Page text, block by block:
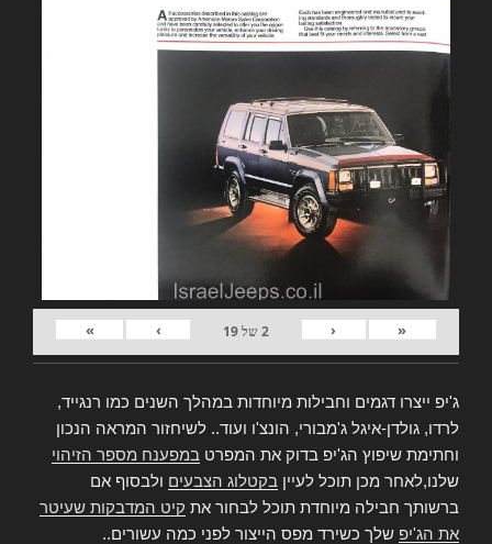
«
‹
2של19
›
»
ג'יפ ייצרו דגמים וחבילות מיוחדות במהלך השנים כמו רנגייד,
לרדו, גולדן-איגל ג'מבורי, הונצ'ו ועוד.. לשיחזור המראה הנכון
וחתימת שיפוץ הג'יפ בדוק את המפרט במפענח מספר הזיהוי
שלנו,לאחר מכן תוכל לעיין בקטלוג הצבעים ולבסוף אם
ברשותך חבילה מיוחדת תוכל לבחור את קיט המדבקות שעיטר
את הג'יפ שלך כשירד מפס הייצור לפני כמה עשורים..